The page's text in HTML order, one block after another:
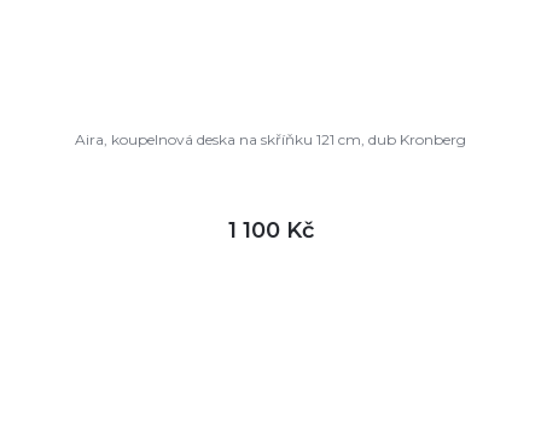
Aira, koupelnová deska na skříňku 121 cm, dub Kronberg
1 100 Kč